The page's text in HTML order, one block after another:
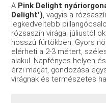
A Pink Delight
Delight'), vagyis a
legkedveltebb
rózsaszín virágai júliustól
hosszú fürtökben. Gyors
elérheti a 2-3 métert,
alakul. Napfényes helyen
érzi magát, gondozása
virágnak és természetes